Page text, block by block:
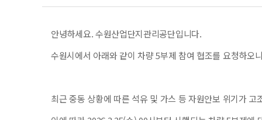
안녕하세요. 수원산업단지관리공단입니다.
수원시에서 아래와 같이 차량 5부제 참여 협조를 요청하오
최근 중동 상황에 따른 석유 및 가스 등 자원안보 위기가